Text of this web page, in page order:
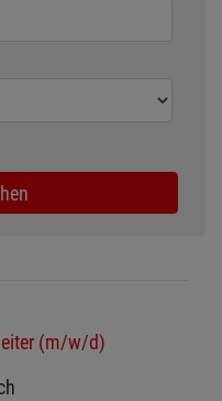
(m/w/d)